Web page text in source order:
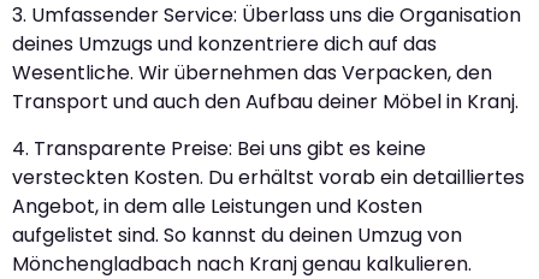
3. Umfassender Service: Überlass uns die Organisation
deines Umzugs und konzentriere dich auf das
Wesentliche. Wir übernehmen das Verpacken, den
Transport und auch den Aufbau deiner Möbel in Kranj.
4. Transparente Preise: Bei uns gibt es keine
versteckten Kosten. Du erhältst vorab ein detailliertes
Angebot, in dem alle Leistungen und Kosten
aufgelistet sind. So kannst du deinen Umzug von
Mönchengladbach nach Kranj genau kalkulieren.